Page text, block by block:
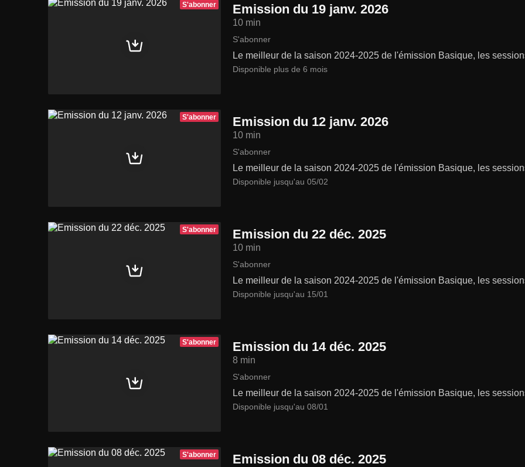
S'abonner Emission du 19 janv. 2026
10 min
S'abonner
Le meilleur de la saison 2024-2025 de l'émission Basique, les
Disponible plus de 6 mois
S'abonner Emission du 12 janv. 2026
10 min
S'abonner
Le meilleur de la saison 2024-2025 de l'émission Basique, les
Disponible jusqu'au 05/02
S'abonner Emission du 22 déc. 2025
10 min
S'abonner
Le meilleur de la saison 2024-2025 de l'émission Basique, les
Disponible jusqu'au 15/01
S'abonner Emission du 14 déc. 2025
8 min
S'abonner
Le meilleur de la saison 2024-2025 de l'émission Basique, les
Disponible jusqu'au 08/01
S'abonner Emission du 08 déc. 2025